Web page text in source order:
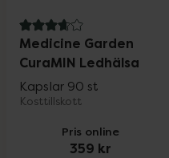
3.8 av 5 i omdöme
Medicine Garden
CuraMIN Ledhälsa
Kapslar 90 st
Kosttillskott
Pris online
359 kr